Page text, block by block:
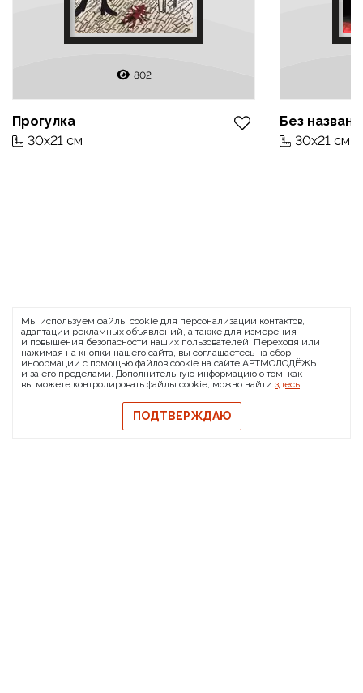
802
Прогулка
30x21 см
Без
30x21 см
О проекте FAQ
Банковские реквизиты
Сообщить о баге
© 2026 АРТМОЛОДЁЖЬ
Политика конфиденциальности
Политика обмена и возврата
Свидетельство на товарный знак
Публичная оферта
Мы используем файлы cookie для персонализации контактов,
адаптации рекламных объявлений, а также для измерения
и повышения безопасности наших пользователей. Переходя или
нажимая на кнопки нашего сайта, вы соглашаетесь на сбор
информации с помощью файлов cookie на сайте АРТМОЛОДЁЖЬ
и за его пределами. Дополнительную информацию о том, как
вы можете контролировать файлы cookie, можно найти здесь.
ПОДТВЕРЖДАЮ